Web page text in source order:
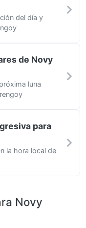
del día y
de Novy
luna
para
la hora local de
Novy